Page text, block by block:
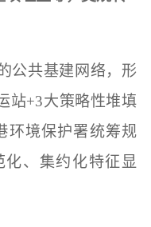
公共基建网络，形
站+3大策略性堆填
环境保护署统筹规
、集约化特征显